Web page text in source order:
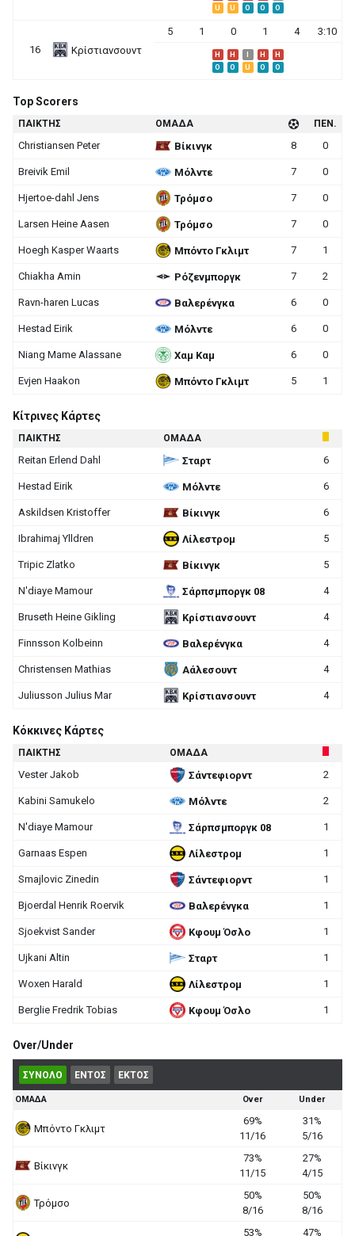
U
U O O O
16 Κρίστιανσουντ
5 1 0 1 4 3:10
H H H
H
O
O U O O
Top Scorers
ΠΑΙΚΤΗΣ ΟΜΑΔΑ ΠΕΝ.
Christiansen Peter Βίκινγκ 8 0
Breivik Emil Μόλντε 7 0
Hjertoe-dahl Jens Τρόμσο 7 0
Larsen Heine Aasen Τρόμσο 7 0
Hoegh Kasper Waarts Μπόντο Γκλιμτ 7 1
Chiakha Amin Ρόζενμποργκ 7 2
Ravn-haren Lucas Βαλερένγκα 6 0
Hestad Eirik Μόλντε 6 0
Niang Mame Alassane Χαμ Καμ 6 0
Evjen Haakon Μπόντο Γκλιμτ 5 1
Κίτρινες Κάρτες
ΠΑΙΚΤΗΣ ΟΜΑΔΑ
Reitan Erlend Dahl Σταρτ 6
Hestad Eirik Μόλντε 6
Askildsen Kristoffer Βίκινγκ 6
Ibrahimaj Ylldren Λίλεστρομ 5
Tripic Zlatko Βίκινγκ 5
N'diaye Mamour Σάρπσμποργκ 08 4
Bruseth Heine Gikling Κρίστιανσουντ 4
Finnsson Kolbeinn Βαλερένγκα 4
Christensen Mathias Αάλεσουντ 4
Juliusson Julius Mar Κρίστιανσουντ 4
Κόκκινες Κάρτες
ΠΑΙΚΤΗΣ ΟΜΑΔΑ
Vester Jakob Σάντεφιορντ 2
Kabini Samukelo Μόλντε 2
N'diaye Mamour Σάρπσμποργκ 08 1
Garnaas Espen Λίλεστρομ 1
Smajlovic Zinedin Σάντεφιορντ 1
Bjoerdal Henrik Roervik Βαλερένγκα 1
Sjoekvist Sander Κφουμ Όσλο 1
Ujkani Altin Σταρτ 1
Woxen Harald Λίλεστρομ 1
Berglie Fredrik Tobias Κφουμ Όσλο 1
Over/Under
ΣΥΝΟΛΟ ΕΝΤΟΣ ΕΚΤΟΣ
ΟΜΑΔΑ Over Under
Μπόντο Γκλιμτ
69%
11/16
31%
5/16
Βίκινγκ
73%
11/15
27%
4/15
Τρόμσο
50%
8/16
50%
8/16
53% 47%